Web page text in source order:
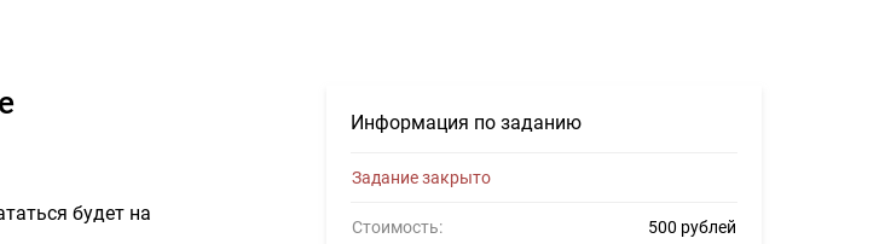
Информация по заданию
Задание закрыто
Стоимость: 500 рублей
будет на